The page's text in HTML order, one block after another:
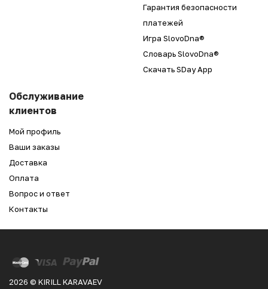
Гарантия безопасности
платежей
Игра SlovoDna®
Словарь SlovoDna®
Скачать SDay App
Обслуживание
клиентов
Мой профиль
Ваши заказы
Доставка
Оплата
Вопрос и ответ
Контакты
2026 © KIRILL KARAVAEV